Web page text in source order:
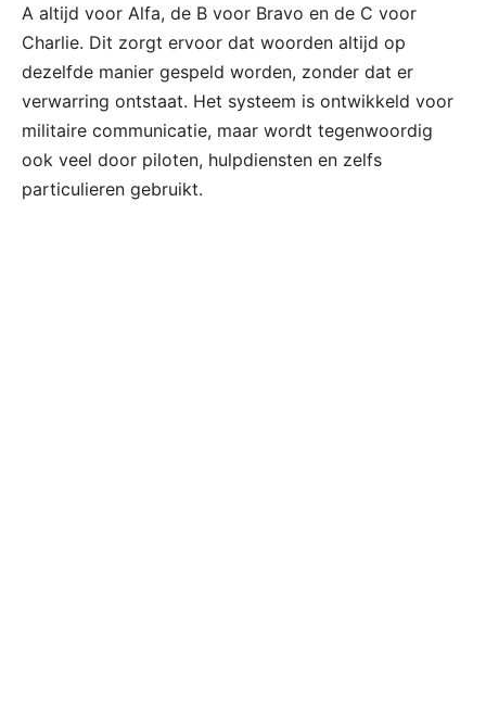
A altijd voor Alfa, de B voor Bravo en de C voor
Charlie. Dit zorgt ervoor dat woorden altijd op
dezelfde manier gespeld worden, zonder dat er
verwarring ontstaat. Het systeem is ontwikkeld voor
militaire communicatie, maar wordt tegenwoordig
ook veel door piloten, hulpdiensten en zelfs
particulieren gebruikt.